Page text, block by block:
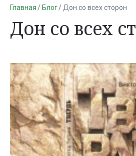
Главная Блог Дон со всех сторон
Дон со всех